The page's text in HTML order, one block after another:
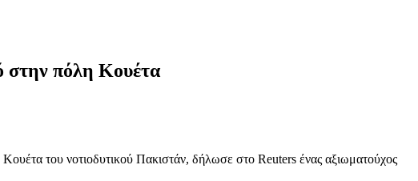
στην πόλη Κουέτα
του νοτιοδυτικού Πακιστάν, δήλωσε στο Reuters ένας αξιωματούχος